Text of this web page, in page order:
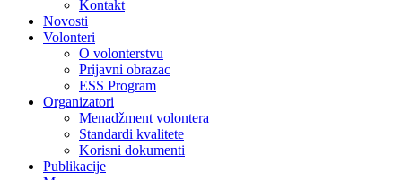
Kontakt
Novosti
Volonteri
O volonterstvu
Prijavni obrazac
ESS Program
Organizatori
Menadžment volontera
Standardi kvalitete
Korisni dokumenti
Publikacije